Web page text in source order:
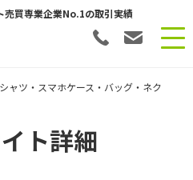
売買専業企業No.1の取引実績
ャツ・スマホケース・バッグ・ネク
ト詳細